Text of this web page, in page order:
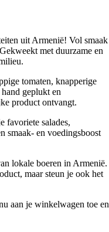
uit Armenië! Vol smaak
met duurzame en
tomaten, knapperige
geplukt en
product ontvangt.
favoriete salades,
smaak- en voedingsboost
lokale boeren in Armenië.
maar steun je ook het
aan je winkelwagen toe en